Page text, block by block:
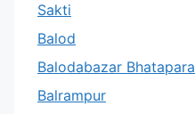
Sakti
Balod
Balodabazar Bhatapara
Balrampur